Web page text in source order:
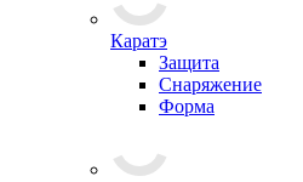
Каратэ
Защита
Снаряжение
Форма